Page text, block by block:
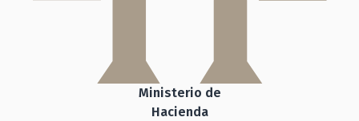
Ministerio de
Hacienda